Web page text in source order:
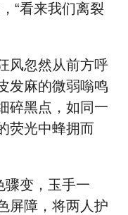
“看来我们离裂
风忽然从前方呼
发麻的微弱嗡鸣
碎黑点，如同一
荧光中蜂拥而
骤变，玉手一
屏障，将两人护